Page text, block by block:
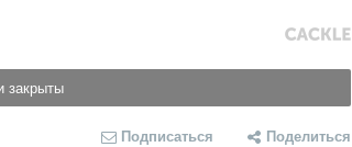
закрыты
Подписаться Поделиться